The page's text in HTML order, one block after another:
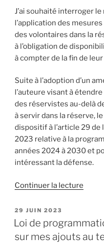
J’ai souhaité interroger
l’application des
des volontaires dans la
à l’obligation de
à compter de la fin de
Suite à l’adoption d’un
l’auteure visant à
des réservistes au-delà
à servir dans la réserve,
dispositif à l’article 29 de
2023 relative à la
années 2024 à 2030 et
intéressant la défense.
Continuer la lecture
après
PUBLIÉ
LE
29 JUIN 2023
Loi de
sur mes ajouts au